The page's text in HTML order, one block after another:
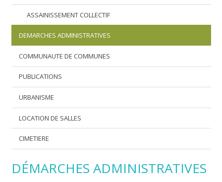
ASSAINISSEMENT COLLECTIF
DEMARCHES ADMINISTRATIVES
COMMUNAUTE DE COMMUNES
PUBLICATIONS
URBANISME
LOCATION DE SALLES
CIMETIERE
DÉMARCHES ADMINISTRATIVES